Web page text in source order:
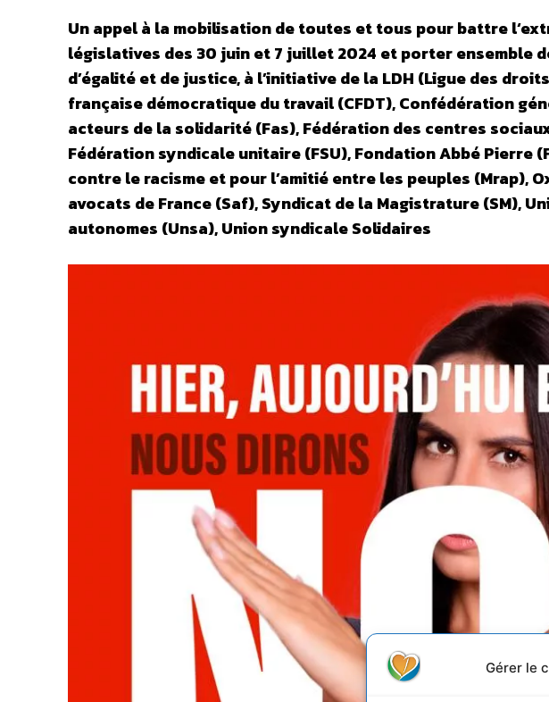
Gérer le
Un appelà la mobilisation de toutes et tous pour battre
législatives des 30 juin et 7 juillet 2024 et porter ensemble
d’égalité et de justice, à l’initiative de la LDH (Ligue des
française démocratique du travail (CFDT), Confédération
acteurs de la solidarité (Fas), Fédération des centres
Fédération syndicale unitaire (FSU), Fondation Abbé Pierre
contre le racisme et pour l’amitié entre les peuples (Mrap),
avocats de France (Saf), Syndicat de la Magistrature (SM),
autonomes (Unsa), Union syndicale Solidaires